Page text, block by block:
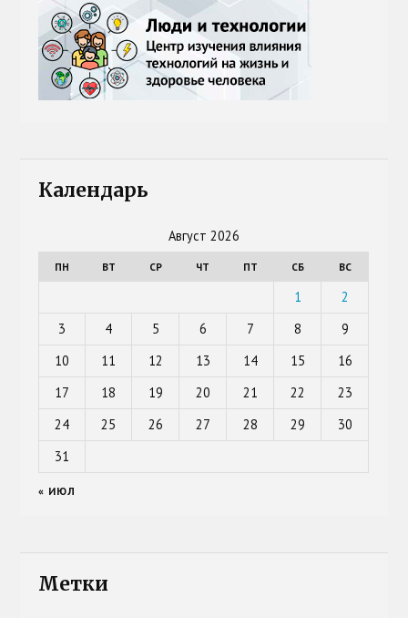
Календарь
Август 2026
ПН ВТ СР ЧТ ПТ СБ ВС
1
2
3
4 5 6 7 8
9
10
11 12 13 14 15
16
17
18 19 20 21 22
23
24
25 26 27 28 29
30
31
« ИЮЛ
Метки